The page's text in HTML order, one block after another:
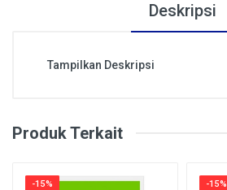
Deskripsi
Tampilkan Deskripsi
Produk Terkait
-15% -15%